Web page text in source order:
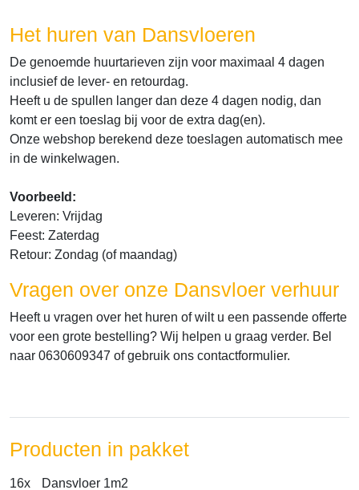
Het huren van Dansvloeren
De genoemde huurtarieven zijn voor maximaal 4 dagen
inclusief de lever- en retourdag.
Heeft u de spullen langer dan deze 4 dagen nodig, dan
komt er een toeslag bij voor de extra dag(en).
Onze webshop berekend deze toeslagen automatisch mee
in de winkelwagen.
Voorbeeld:
Leveren: Vrijdag
Feest: Zaterdag
Retour: Zondag (of maandag)
Vragen over onze Dansvloer verhuur
Heeft u vragen over het huren of wilt u een passende offerte
voor een grote bestelling? Wij helpen u graag verder. Bel
naar 0630609347 of gebruik ons contactformulier.
Producten in pakket
16x Dansvloer 1m2